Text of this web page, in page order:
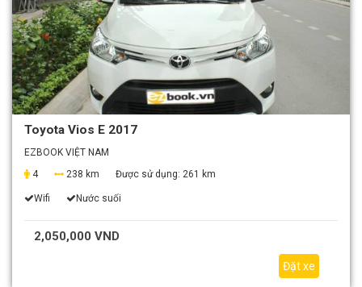
Toyota Vios E 2017
EZBOOK VIỆT NAM
4
238 km Được sử dụng: 261 km
Wifi Nước suối
2,050,000 VND
Đặt xe